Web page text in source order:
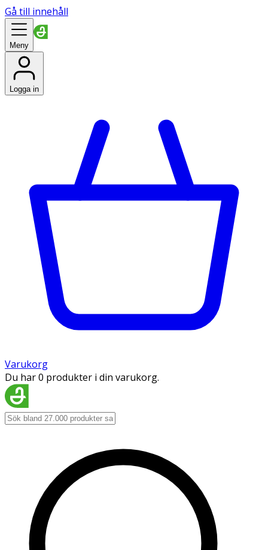
Gå till innehåll
Meny
Logga in
Varukorg
Du har 0 produkter i din varukorg.